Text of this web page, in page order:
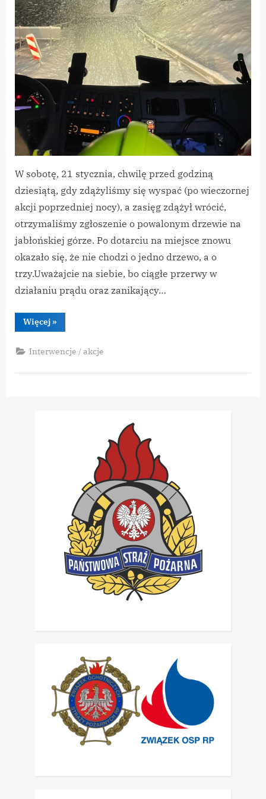
powalone
drzewa
W sobotę, 21 stycznia, chwilę przed godziną
dziesiątą, gdy zdążyliśmy się wyspać (po wieczornej
akcji poprzedniej nocy), a zasięg zdążył wrócić,
otrzymaliśmy zgłoszenie o powalonym drzewie na
jabłońskiej górze. Po dotarciu na miejsce znowu
okazało się, że nie chodzi o jedno drzewo, a o
trzy.Uważajcie na siebie, bo ciągłe przerwy w
działaniu prądu oraz zanikający…
Więcej“2023.01.21
–
drzewa”
»
Interwencje / akcje